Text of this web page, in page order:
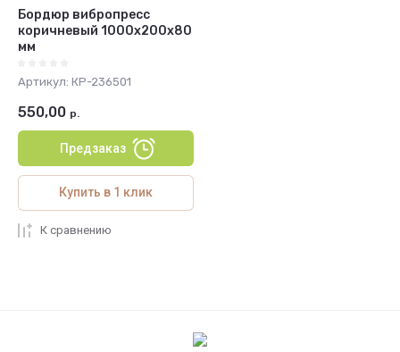
Бордюр вибропресс
коричневый 1000х200х80
мм
Артикул: КР-236501
550,00 р.
Предзаказ
Купить в 1 клик
К сравнению